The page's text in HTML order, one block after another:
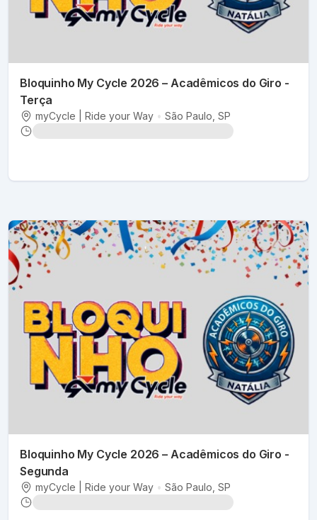
Bloquinho My Cycle 2026 – Acadêmicos do Giro -
Terça
myCycle | Ride your Way • São Paulo , SP
Bloquinho My Cycle 2026 – Acadêmicos do Giro -
Segunda
myCycle | Ride your Way • São Paulo, SP